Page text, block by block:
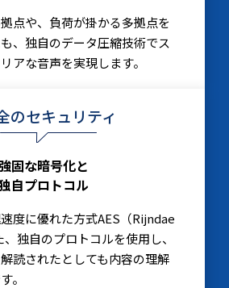
点や、負荷が掛かる多拠点を
、独自のデータ圧縮技術でス
アな音声を実現します。
のセキュリティ
固な暗号化と
自プロトコル
度に優れた方式AES（Rijndae
独自のプロトコルを使用し、
読されたとしても内容の理解
。